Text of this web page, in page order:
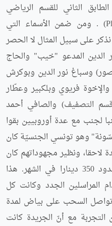
الثاني للقسم الرياضي
والحفر الفتوغرافي (Photogravure) . ومن ضمن الأسماء التي
على سبيل المثال لا الحصر
المدعو "خيب" والحاج
وسباغ نور الدين وبوكرش
فريوي وبلكبير وعطّار
التصفيف) والصافي أحمد
لجنب مع عدة أوروبيين بقوا
وهو تونسي الجنسيّة كان
لاحقا، ونظير مجهوداتهم كان
الصحافيون يتلقّون راتبا في حدود 350 دينارا في الشهر. هذا
المراسلين الجدد وكانت كل
السحب على بياض لمدة
مع أنّ الجريدة كانت